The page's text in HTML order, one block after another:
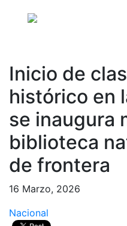
Inicio de
histórico en
se inaugura
biblioteca
de frontera
16 Marzo, 2026
Nacional